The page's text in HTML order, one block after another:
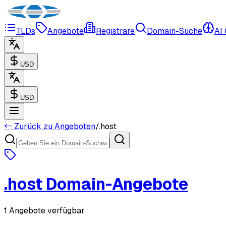
TLDs Angebote Registrare Domain-Suche AI
USD
USD
← Zurück zu Angeboten/.host
.host Domain-Angebote
1 Angebote verfügbar